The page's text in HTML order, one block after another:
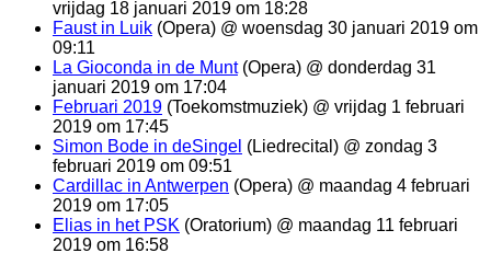
vrijdag 18 januari 2019 om 18:28
Faust in Luik (Opera) @ woensdag 30 januari 2019 om
09:11
La Gioconda in de Munt(Opera) @ donderdag 31
januari 2019 om 17:04
Februari 2019 (Toekomstmuziek) @ vrijdag 1 februari
2019 om 17:45
Simon Bode in deSingel (Liedrecital) @ zondag 3
februari 2019 om 09:51
Cardillac in Antwerpen (Opera) @ maandag 4 februari
2019 om 17:05
Elias in het PSK (Oratorium) @ maandag 11 februari
2019 om 16:58